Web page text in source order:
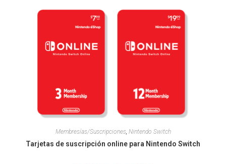
Membresías/Suscripciones, Nintendo Switch
Tarjetas de suscripción online para Nintendo Switch